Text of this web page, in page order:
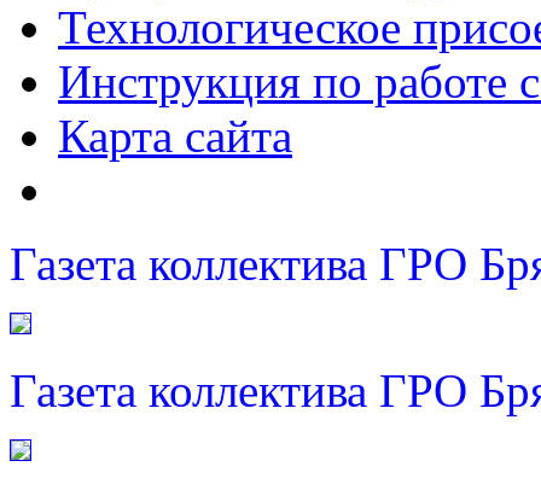
Технологическое
Инструкция по работе
Карта сайта
Газета коллектива ГРО
Газета коллектива ГРО